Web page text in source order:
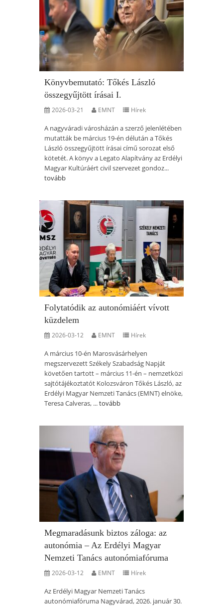
Könyvbemutató: Tőkés László
összegyűjtött írásai I.
2026-03-21 EMNT Hírek
A nagyváradi városházán a szerző jelenlétében
mutatták be március 19-én délután a Tőkés
László összegyűjtött írásai című sorozat első
kötetét. A könyv a Legato Alapítvány az Erdélyi
Magyar Kultúráért civil szervezet gondoz...
tovább
Folytatódik az autonómiáért vívott
küzdelem
2026-03-12 EMNT Hírek
A március 10-én Marosvásárhelyen
megszervezett Székely Szabadság Napját
követően tartott – március 11-én – nemzetközi
sajtótájékoztatót Kolozsváron Tőkés László, az
Erdélyi Magyar Nemzeti Tanács (EMNT) elnöke,
Teresa Calveras, ...tovább
Megmaradásunk biztos záloga: az
autonómia – Az Erdélyi Magyar
Nemzeti Tanács autonómiafóruma
2026-03-12 EMNT Hírek
Az Erdélyi Magyar Nemzeti Tanács
autonómiafóruma Nagyvárad, 2026. január 30.